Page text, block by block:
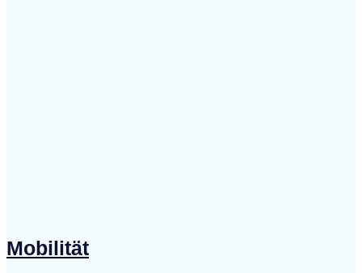
Mobilität